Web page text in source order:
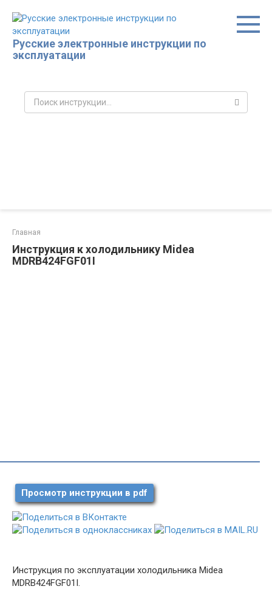
контенту
Русские электронные инструкции по
эксплуатации
Поиск:
Главная
Инструкция к холодильнику Midea
MDRB424FGF01I
Просмотр инструкции в pdf
Инструкция по эксплуатации холодильника Midea
MDRB424FGF01I.